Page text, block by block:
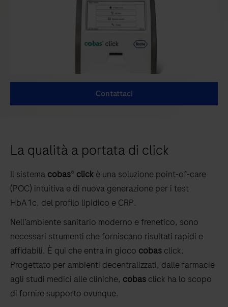
Contattaci
La qualità a portata di click
Il sistema cobas® click è una soluzione point-of-care
(POC) intuitiva e di nuova generazione per i test
HbA1c, del profilo lipidico e CRP.
Nell’ambiente sanitario moderno e frenetico, sono
necessari strumenti che forniscano risultati rapidi e
affidabili. È qui che entra in gioco cobas click.
Progettato per ambienti decentralizzati, dalle farmacie
agli studi medici alle cliniche, cobas click ha lo scopo
di fornire supporto ovunque.